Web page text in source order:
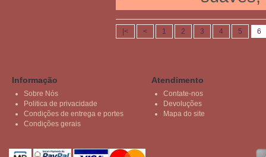
|< < 1 2 3 4 5 6
Informação
Sobre Nós
Politica de privacidade
Condições de entrega e portes
Condições gerais
Atendimento
Contate-nos
Devoluções
Mapa do site